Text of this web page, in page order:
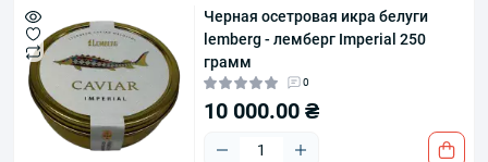
Черная осетровая икра белуги
lemberg - лемберг Imperial 250
грамм
0
10 000.00 ₴